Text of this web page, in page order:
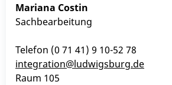
Mariana Costin
Sachbearbeitung
Telefon (0 71 41) 9 10-52 78
integration@ludwigsburg.de
Raum 105